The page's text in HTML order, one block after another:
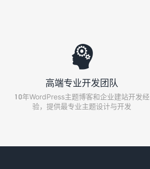

高端专业开发团队
10年WordPress主题博客和企业建站开发经
验，提供最专业主题设计与开发